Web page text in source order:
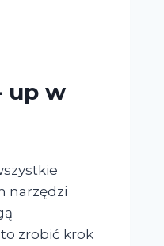
up w
narzędzi
zrobić krok